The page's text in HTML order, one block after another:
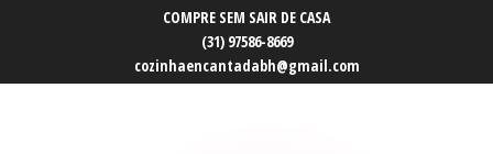
COMPRE SEM SAIR DE CASA
(31) 97586-8669
cozinhaencantadabh@gmail.com